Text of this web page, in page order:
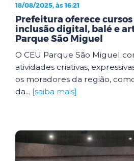
18/08/2025, às 16:21
Prefeitura oferece
inclusão digital, balé e
Parque São Miguel
O CEU Parque São Miguel
atividades criativas,
os moradores da região,
da... [saiba mais]